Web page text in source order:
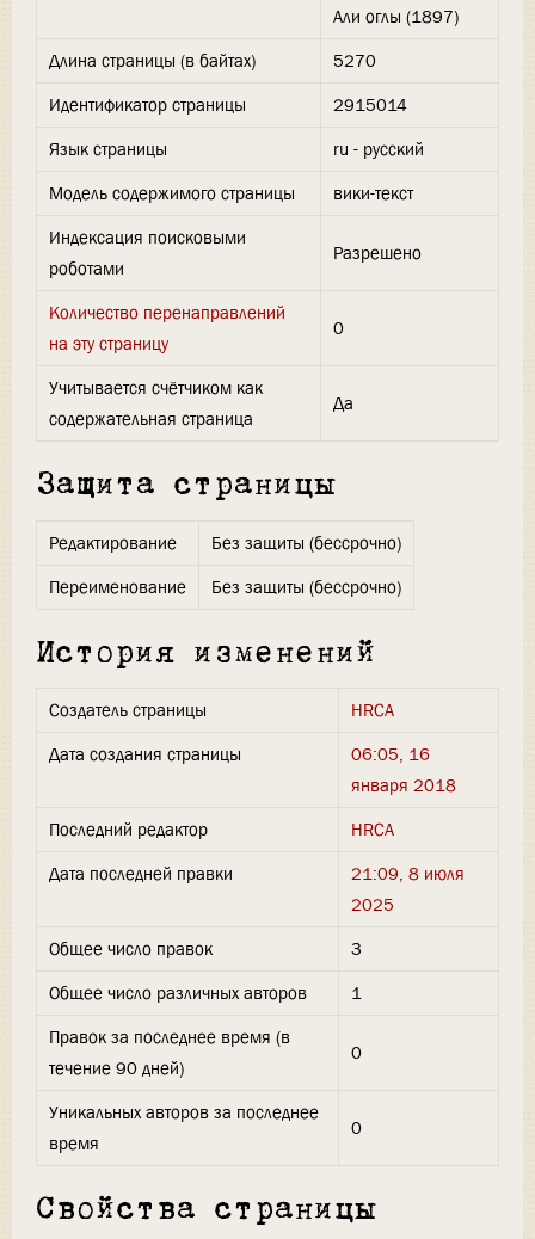
Али оглы (1897)
Длина страницы (в байтах)
5270
Идентификатор страницы
2915014
Язык страницы
ru - русский
Модель содержимого страницы
вики-текст
Индексация поисковыми
роботами
Разрешено
Количество перенаправлений
на эту страницу
0
Учитывается счётчиком как
содержательная страница
Да
Защита страницы
Редактирование
Без защиты (бессрочно)
Переименование
Без защиты (бессрочно)
История изменений
Создатель страницы
HRCA
Дата создания страницы
06:05, 16
января 2018
Последний редактор
HRCA
Дата последней правки
21:09, 8 июля
2025
Общее число правок
3
Общее число различных авторов
1
Правок за последнее время (в
течение 90 дней)
0
Уникальных авторов за последнее
время
0
Свойства страницы